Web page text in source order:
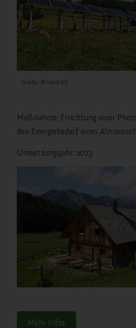
Quelle: © Land OÖ
Maßnahme: Errichtung einer
den Energiebedarf eines
Umsetzungsjahr: 2023
Mehr Infos